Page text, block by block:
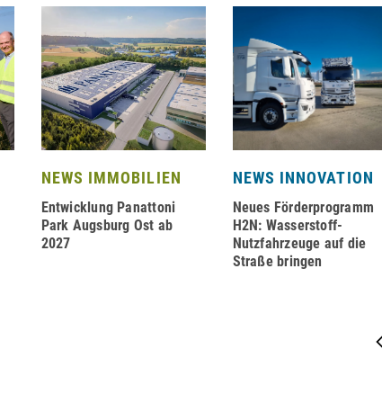
NEWS IMMOBILIEN
Entwicklung Panattoni
Park Augsburg Ost ab
2027
NEWS INNOVATION
Neues Förderprogramm
H2N: Wasserstoff-
Nutzfahrzeuge auf die
Straße bringen